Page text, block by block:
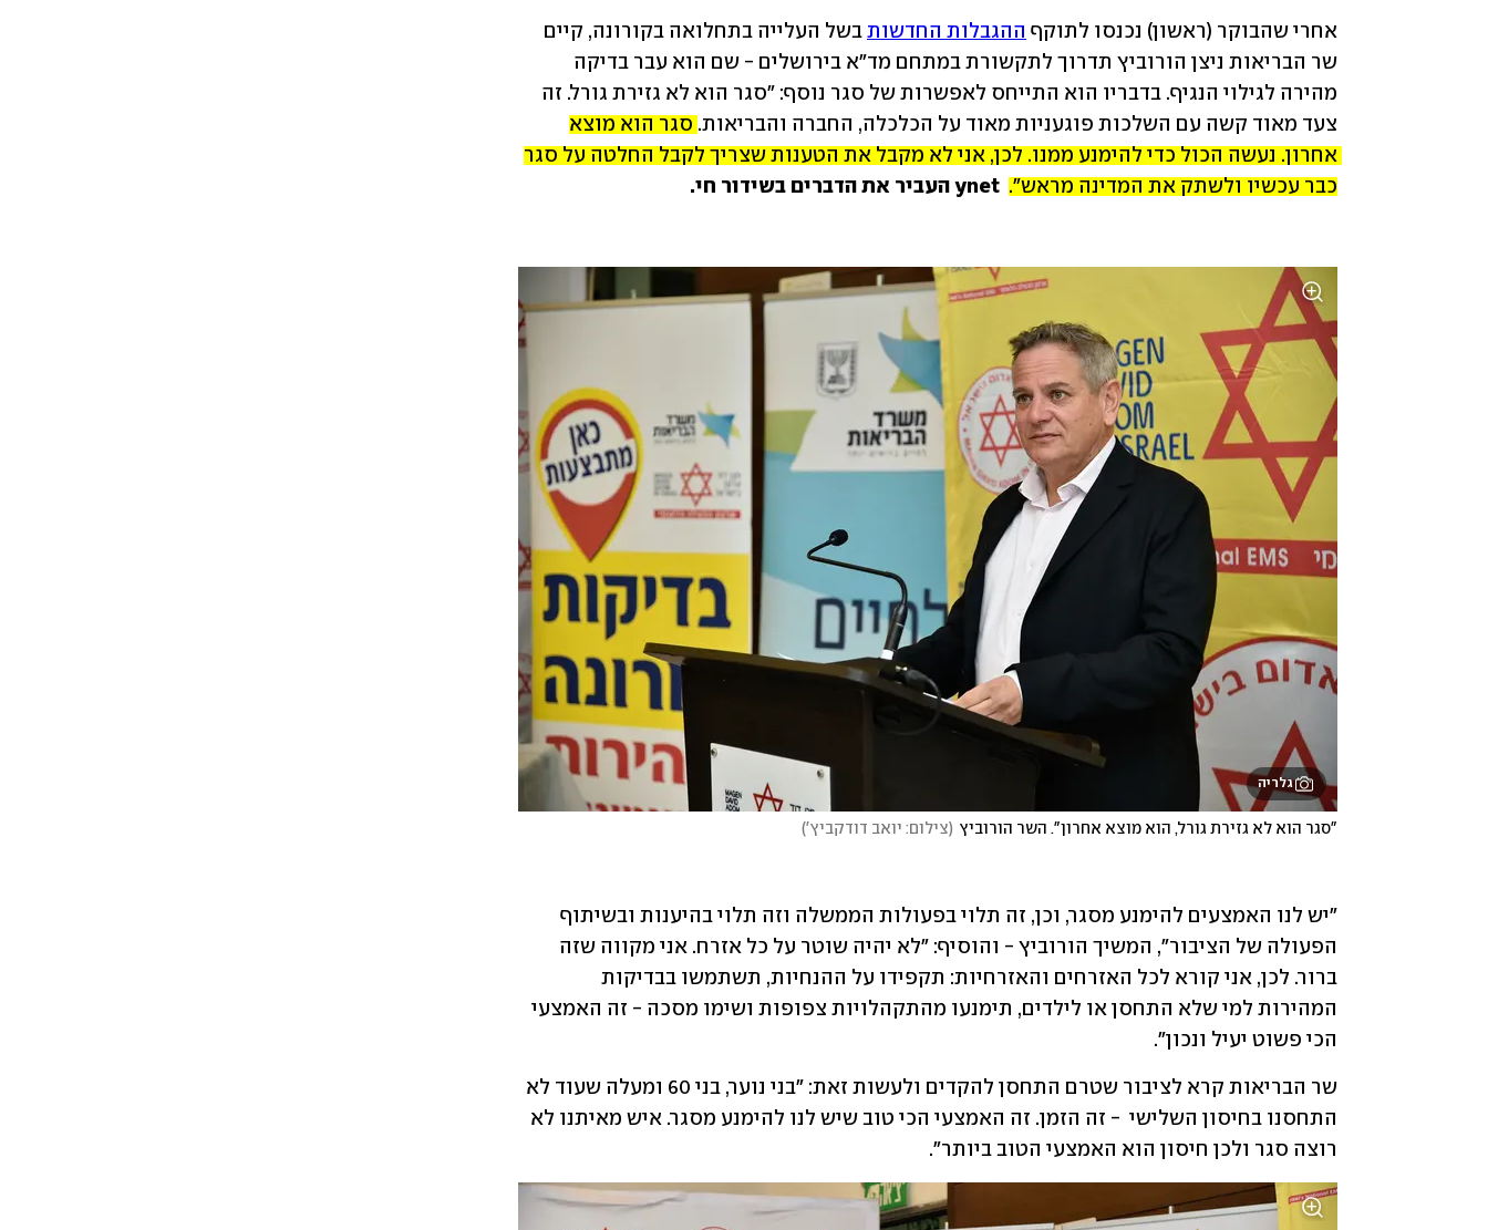
אחרי שהבוקר (ראשון) נכנסו לתוקף ההגבלות החדשות
צעד מאוד קשה עם השלכות פוגעניות מאוד על הכלכלה, החברה והבריאות.
כבר עכשיו ולשתק את המדינה מראש". ynet העביר את הדברים בשידור חי.
גלריה
"סגר הוא לא גזירת גורל, הוא מוצא אחרון". השר הורוביץ (צילום: יואב דודקביץ')
הכי פשוט יעיל ונכון".
רוצה סגר ולכן חיסון הוא האמצעי הטוב ביותר".